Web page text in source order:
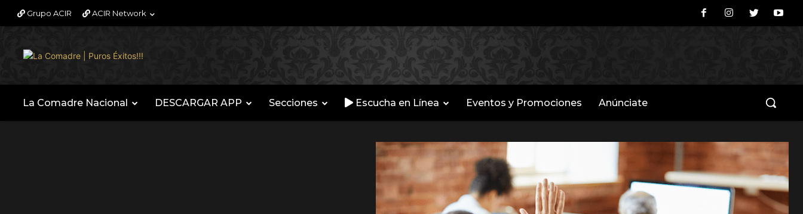
Grupo ACIR ACIR Network
La Comadre Nacional DESCARGAR APP Secciones Escucha en Línea Eventos y Promociones Anúnciate